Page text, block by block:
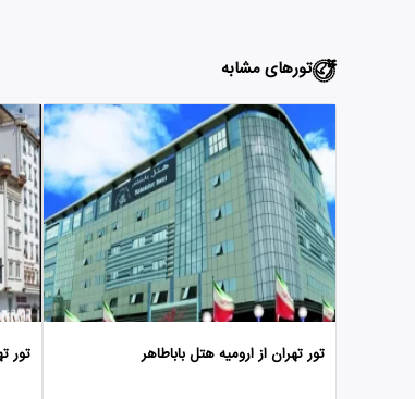
تورهای مشابه
تور تهران از ارومیه هتل باباطاهر تور